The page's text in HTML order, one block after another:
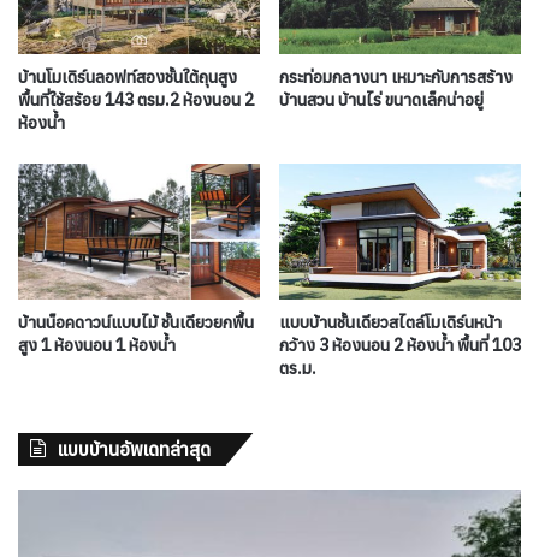
บ้านโมเดิร์นลอฟท์สองชั้นใต้ถุนสูง
พื้นที่ใช้สร้อย 143 ตรม.2 ห้องนอน 2
ห้องน้ำ
กระท่อมกลางนา เหมาะกับการสร้าง
บ้านสวน บ้านไร่ ขนาดเล็กน่าอยู่
บ้านน็อคดาวน์แบบไม้ ชั้นเดียวยกพื้น
สูง 1 ห้องนอน 1 ห้องน้ำ
แบบบ้านชั้นเดียวสไตล์โมเดิร์นหน้า
กว้าง 3 ห้องนอน 2 ห้องน้ำ พื้นที่ 103
ตร.ม.
แบบบ้านอัพเดทล่าสุด